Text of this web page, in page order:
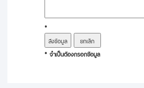
*
* จำเป็นต้องกรอกข้อมูล